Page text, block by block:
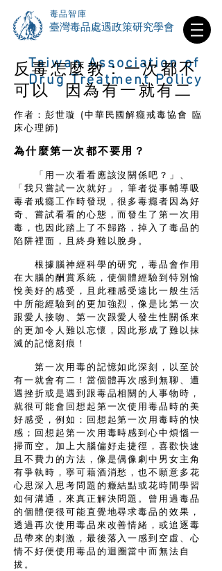
毒品智庫
​臺灣毒品處遇政策研究學會
Taiwan Association of
Drug Treatment Policy
反毒怎麼教：一次都不
可以 因為有一就有二
作者：彭世璇 (中華民國解癮戒毒協會 臨
床心理師)
為什麼第一次都不要用？
「用一次看看應該沒關係吧？」、
「我只嘗試一次就好」，筆者從事輔導吸
毒者戒癮工作時發現，很多毒癮者因為好
奇、嘗試看看的心態，而發生了第一次用
毒，也因此踏上了不歸路，掉入了毒品的
陷阱裡面，且終身難以脫身。
根據腦神經科學的研究，毒品會作用
在大腦的酬賞系統，使個體經驗到特別愉
悅美好的感受，且此種感受遠比一般生活
中所能經驗到的更加強烈，像是比第一次
跟愛人接吻、第一次跟愛人發生性關係來
的更加令人難以忘懷，因此形成了難以抹
滅的記憶刻痕！
第一次用毒的記憶如此深刻，以至於
有一就會有二！當個體再次感到無聊、遭
遇挫折或是遇到跟毒品相關的人事物時，
就很可能會回想起第一次使用毒品時的美
好感受，例如：回想起第一次用毒時的快
感；回想起第一次用毒時感到心中煩惱一
掃而空。加上大腦偏好走捷徑，喜歡快速
且不費力的方法，像是偶像劇中男女主角
有爭執時，寧可藉酒消愁，也不願意多花
心思深入思考問題的癥結點或花時間學習
如何溝通，來真正解決問題。曾用過毒品
的個體便很可能直覺地尋求毒品的效果，
透過再次使用毒品來改善情緒，或追逐毒
品帶來的刺激，最後落入一感到空虛、心
情不好便使用毒品的迴圈當中而無法自
拔。